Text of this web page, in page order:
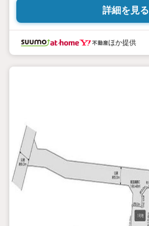
詳細を見る
ほか提供